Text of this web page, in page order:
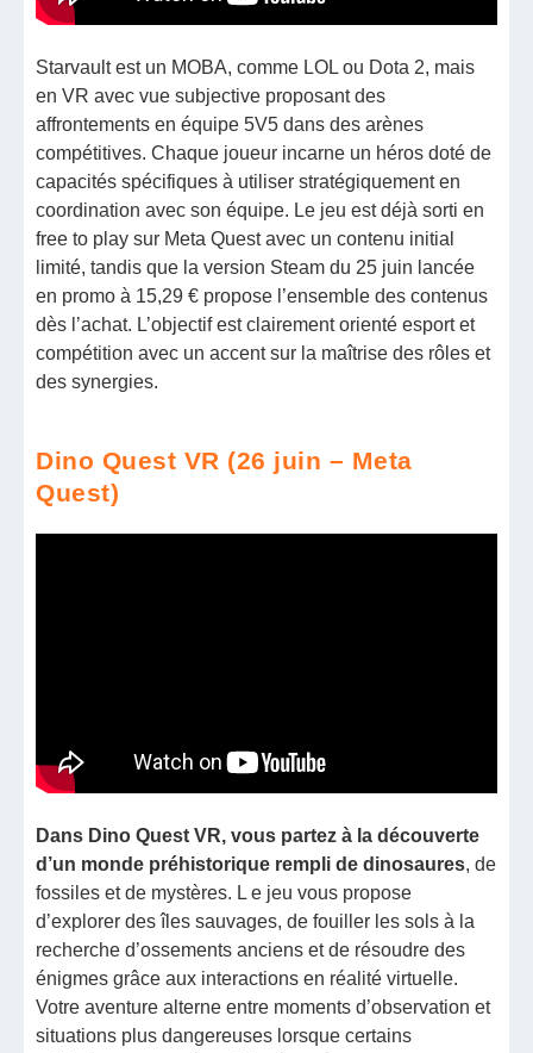
Starvault est un MOBA, comme LOL ou Dota 2, mais
en VR avec vue subjective proposant des
affrontements en équipe 5V5 dans des arènes
compétitives. Chaque joueur incarne un héros doté de
capacités spécifiques à utiliser stratégiquement en
coordination avec son équipe. Le jeu est déjà sorti en
free to play sur Meta Quest avec un contenu initial
limité, tandis que la version Steam du 25 juin lancée
en promo à 15,29 € propose l’ensemble des contenus
dès l’achat. L’objectif est clairement orienté esport et
compétition avec un accent sur la maîtrise des rôles et
des synergies.
Dino Quest VR (26 juin – Meta
Quest)
Dans Dino Quest VR, vous partez à la découverte
d’un monde préhistorique rempli de dinosaures, de
fossiles et de mystères. L e jeu vous propose
d’explorer des îles sauvages, de fouiller les sols à la
recherche d’ossements anciens et de résoudre des
énigmes grâce aux interactions en réalité virtuelle.
Votre aventure alterne entre moments d’observation et
situations plus dangereuses lorsque certains